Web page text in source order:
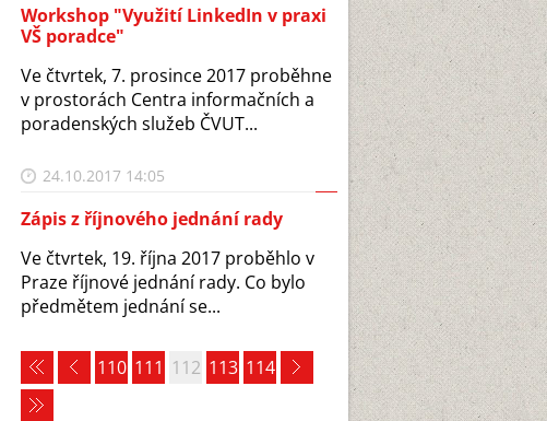
Workshop "Využití LinkedIn v praxi
VŠ poradce"
Ve čtvrtek, 7. prosince 2017 proběhne
v prostorách Centra informačních a
poradenských služeb ČVUT...
24.10.2017 14:05
Zápis z říjnového jednání rady
Ve čtvrtek, 19. října 2017 proběhlo v
Praze říjnové jednání rady. Co bylo
předmětem jednání se...
110 111 112 113 114